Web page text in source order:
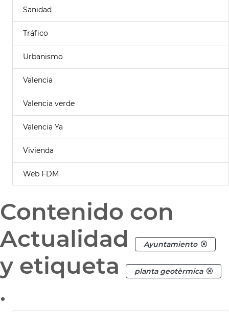
Sanidad
Tráfico
Urbanismo
Valencia
Valencia verde
Valencia Ya
Vivienda
Web FDM
Contenido con
Actualidad
Ayuntamiento
y etiqueta planta geotèrmica
.